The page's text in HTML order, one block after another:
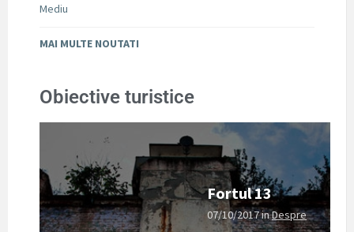
Mediu
MAI MULTE NOUTATI
Obiective turistice
Fortul 13
07/10/2017inDespre